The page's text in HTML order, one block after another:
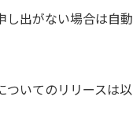
出がない場合は自動
いてのリリースは以